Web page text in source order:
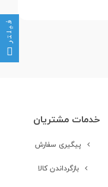
خدمات مشتریان
پیگیری سفارش
بازگرداندن کالا
فیلتر